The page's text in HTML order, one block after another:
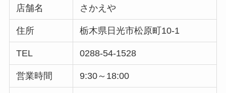
店舗名 さかえや
住所 栃木県日光市松原町10-1
TEL 0288-54-1528
営業時間 9:30～18:00